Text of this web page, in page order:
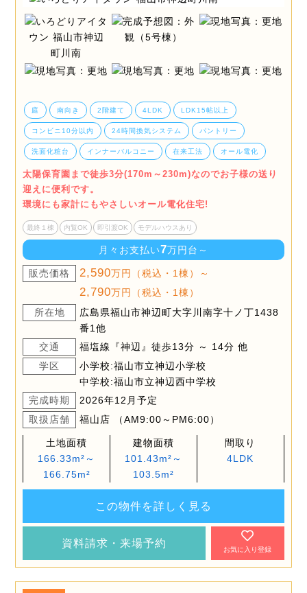
庭 南向き 2階建て 4LDK LDK15帖以上
コンビニ10分以内 24時間換気システム パントリー
洗面化粧台 インナーバルコニー 在来工法 オール電化
太陽保育園まで徒歩3分(170m～230m)なのでお子様の送り
迎えに便利です。
環境にも家計にもやさしいオール電化住宅!
最終１棟 内覧OK 即引渡OK モデルハウスあり
月々お支払い7万円台～
販売価格 2,590万円（税込・1棟）～
2,790万円（税込・1棟）
所在地
広島県福山市神辺町大字川南字十ノ丁1438
番1他
交通
福塩線『神辺』徒歩13分 ～ 14分 他
学区
小学校:福山市立神辺小学校
中学校:福山市立神辺西中学校
完成時期
2026年12月予定
取扱店舗
福山店 （AM9:00～PM6:00）
土地面積
166.33m²～
166.75m²
建物面積
101.43m²～
103.5m²
間取り
4LDK
この物件を詳しく見る
資料請求・来場予約
お気に入り登録